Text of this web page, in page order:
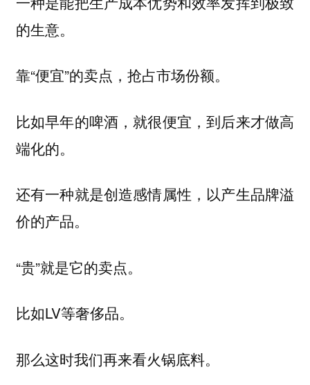
的生意。
靠“便宜”的卖点，抢占市场份额。
比如早年的啤酒，就很便宜，到后来才做高
端化的。
还有一种就是创造感情属性，以产生品牌溢
价的产品。
“贵”就是它的卖点。
比如LV等奢侈品。
那么这时我们再来看火锅底料。